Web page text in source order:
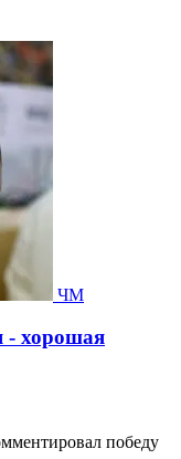
ЧМ
- хорошая
победу